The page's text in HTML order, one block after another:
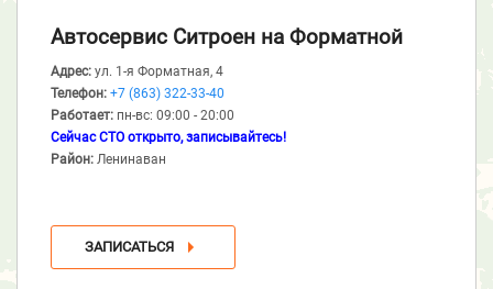
Автосервис Ситроен на Форматной
Адрес: ул. 1-я Форматная, 4
Телефон: +7 (863) 322-33-40
Работает: пн-вс: 09:00 - 20:00
Сейчас СТО открыто, записывайтесь!
Район: Ленинаван
ЗАПИСАТЬСЯ